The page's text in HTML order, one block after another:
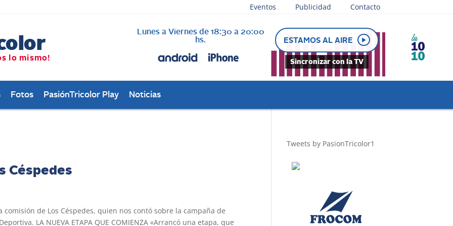
Eventos Publicidad Contacto
Lunes a Viernes de 18:30 a 20:00
hs.
ESTAMOS AL AIRE
Sincronizar con la TV
Fotos PasiónTricolor Play Noticias
Céspedes
de Los Céspedes, quien nos contó sobre la campaña de
LA NUEVA ETAPA QUE COMIENZA «Arrancó una etapa, que
Tweets by PasionTricolor1